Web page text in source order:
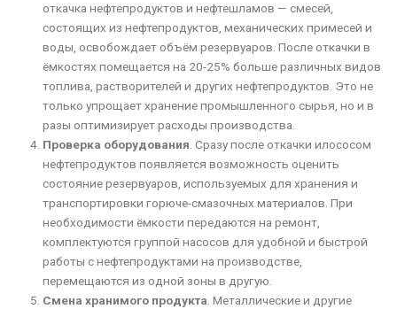
откачка нефтепродуктов и нефтешламов — смесей,
состоящих из нефтепродуктов, механических примесей и
воды, освобождает объём резервуаров. После откачки в
ёмкостях помещается на 20-25% больше различных видов
топлива, растворителей и других нефтепродуктов. Это не
только упрощает хранение промышленного сырья, но и в
разы оптимизирует расходы производства.
Проверка оборудования . Сразу после откачки илососом
нефтепродуктов появляется возможность оценить
состояние резервуаров, используемых для хранения и
транспортировки горюче-смазочных материалов. При
необходимости ёмкости передаются на ремонт,
комплектуются группой насосов для удобной и быстрой
работы с нефтепродуктами на производстве,
перемещаются из одной зоны в другую.
Смена хранимого продукта . Металлические и другие